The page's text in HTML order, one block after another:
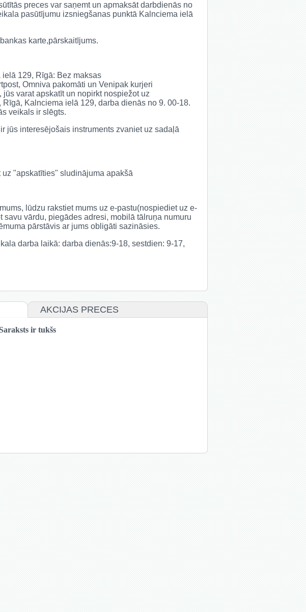
preces var saņemt un apmaksāt darbdienās no
pasūtījumu izsniegšanas punktā Kalnciema ielā
karte,pārskaitījums.
129, Rīgā: Bez maksas
Omniva pakomāti un Venipak kurjeri
varat apskatīt un nopirkt nospiežot uz
Kalnciema ielā 129, darba dienās no 9. 00-18.
veikals ir slēgts.
jūs interesējošais instruments zvaniet uz sadaļā
"apskatīties" sludinājuma apakšā
lūdzu rakstiet mums uz e-pastu(nospiediet uz e-
vārdu, piegādes adresi, mobilā tālruņa numuru
pārstāvis ar jums obligāti sazināsies.
darba laikā: darba dienās:9-18, sestdien: 9-17,
AKCIJAS PRECES
ir tukšs